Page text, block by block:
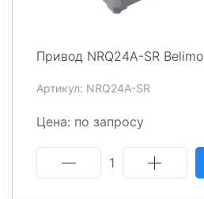
Привод NRQ24A-SR Belimo
Артикул: NRQ24A-SR
Цена: по запросу
1